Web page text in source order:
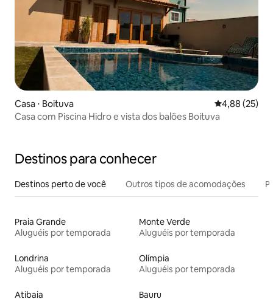
Casa ⋅ Boituva 4,88 de uma
4,88 (25)
Casa com Piscina Hidro e vista dos balões Boituva
Destinos para conhecer
Destinos perto de você Outros tipos de acomodações
Praia Grande
Aluguéis por temporada
Monte Verde
Aluguéis por temporada
Londrina
Aluguéis por temporada
Olímpia
Aluguéis por temporada
Atibaia
Bauru